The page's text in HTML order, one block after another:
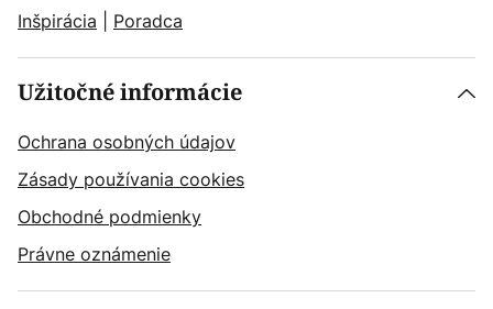
Inšpirácia
Poradca
Užitočné informácie
Ochrana osobných údajov
Zásady používania cookies
Obchodné podmienky
Právne oznámenie